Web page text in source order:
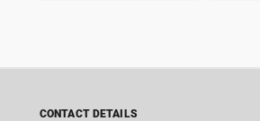
CONTACT DETAILS